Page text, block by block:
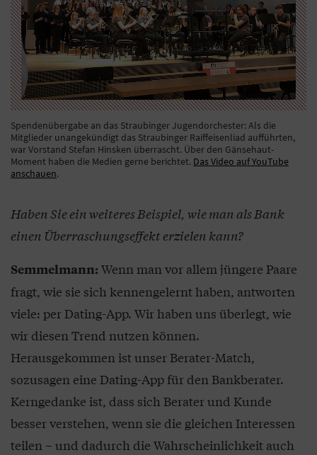
Spendenübergabe an das Straubinger Jugendorchester: Als die
Mitglieder unangekündigt das Straubinger Raiffeisenliad aufführten,
war Vorstand Stefan Hinsken überrascht. Über den Gänsehaut-
Moment haben die Medien gerne berichtet. Das Video auf YouTube
anschauen.
Haben Sie ein weiteres Beispiel, wie man als Bank
einen Überraschungseffekt erzielen kann?
Semmelmann: Wenn man vor allem jüngere Paare
fragt, wie sie sich kennengelernt haben, antworten
viele: per Dating-App. Wir haben uns überlegt, wie
wir diesen Trend nutzen können.
Herausgekommen ist unser Berater-Match,
sozusagen eine Dating-App für den Bankberater.
Kerngedanke ist, dass sich Berater und Kunde
besser verstehen, wenn sie die gleichen Interessen
teilen – und dadurch die Wahrscheinlichkeit auch